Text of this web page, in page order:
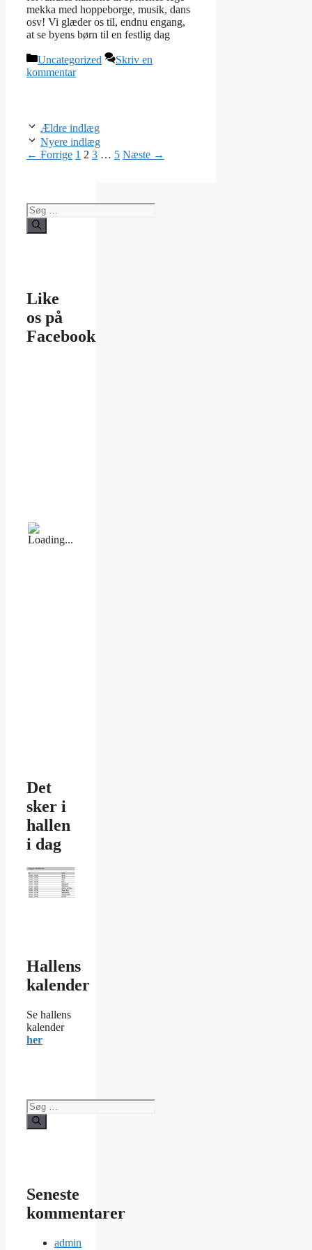
mekka med hoppeborge, musik, dans
osv! Vi glæder os til, endnu engang,
at se byens børn til en festlig dag
Kategorier
Uncategorized
Skriv en
kommentar
Ældre indlæg
Nyere indlæg
← Forrige Side
1 Side
2 Side
3 … Side
5 Næste →
Søg
efter:
Like
os på
Facebook
Det
sker i
hallen
i dag
Hallens
kalender
Se hallens
kalender
her
Søg
efter:
Seneste
kommentarer
admin